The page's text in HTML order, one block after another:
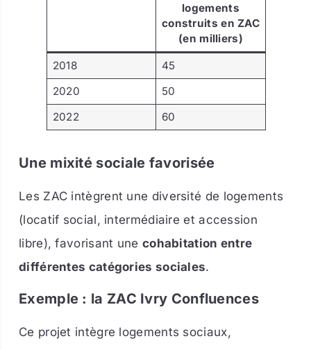
logements
construits en ZAC
(en milliers)
2018
45
2020
50
2022
60
Une mixité sociale favorisée
Les ZAC intègrent une diversité de logements
(locatif social, intermédiaire et accession
libre), favorisant une cohabitation entre
différentes catégories sociales.
Exemple : la ZAC Ivry Confluences
Ce projet intègre logements sociaux,